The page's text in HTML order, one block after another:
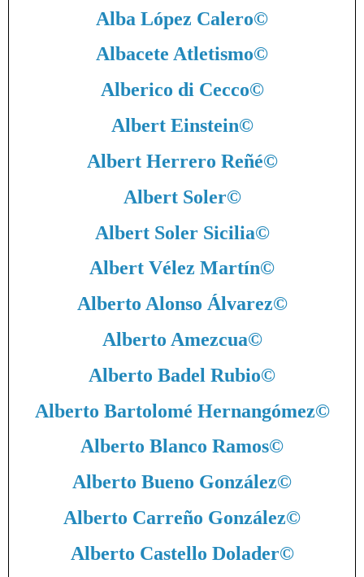
Alba López Calero©
Albacete Atletismo©
Alberico di Cecco©
Albert Einstein©
Albert Herrero Reñé©
Albert Soler©
Albert Soler Sicilia©
Albert Vélez Martín©
Alberto Alonso Álvarez©
Alberto Amezcua©
Alberto Badel Rubio©
Alberto Bartolomé Hernangómez©
Alberto Blanco Ramos©
Alberto Bueno González©
Alberto Carreño González©
Alberto Castello Dolader©